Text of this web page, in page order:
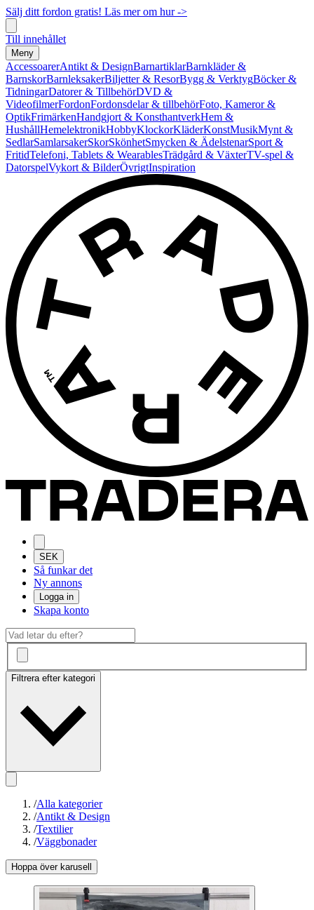
Sälj ditt fordon gratis! Läs mer om hur ->
Till innehållet
Meny
AccessoarerAntikt & DesignBarnartiklarBarnkläder &
BarnskorBarnleksakerBiljetter & ResorBygg & VerktygBöcker &
TidningarDatorer & TillbehörDVD &
VideofilmerFordonFordonsdelar & tillbehörFoto, Kameror &
OptikFrimärkenHandgjort & KonsthantverkHem &
HushållHemelektronikHobbyKlockorKläderKonstMusikMynt &
SedlarSamlarsakerSkorSkönhetSmycken & ÄdelstenarSport &
FritidTelefoni, Tablets & WearablesTrädgård & VäxterTV-spel &
DatorspelVykort & BilderÖvrigtInspiration
SEK
Så funkar det
Ny annons
Logga in
Skapa konto
Filtrera efter kategori
/Alla kategorier
/Antikt & Design
/Textilier
/Väggbonader
Hoppa över karusell